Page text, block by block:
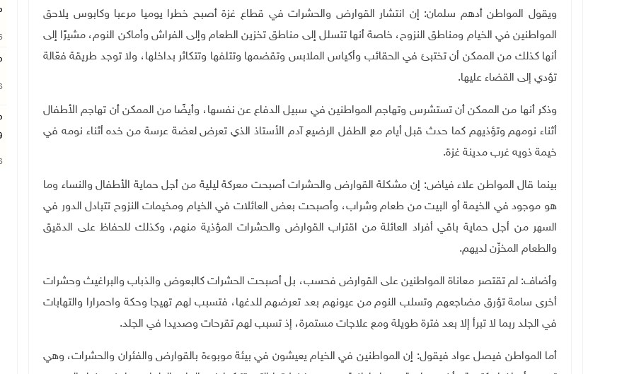
ويقول المواطن أدهم سلمان: إن انتشار القوارض والحشرات في قطاع غزة أصبح خطرا يوميا مرعبا وكابوس يلاحق
المواطنين في الخيام ومناطق النزوح، خاصة أنها تتسلل إلى مناطق تخزين الطعام وإلى الفراش وأماكن النوم، مشيرًا إلى
أنها كذلك من الممكن أن تختبئ في الحقائب وأكياس الملابس وتقضمها وتتلفها وتتكاثر بداخلها، ولا توجد طريقة فعّالة
تؤدي إلى القضاء عليها.
وذكر أنها من الممكن أن تستشرس وتهاجم المواطنين في سبيل الدفاع عن نفسها، وأيضًا من الممكن أن تهاجم الأطفال
أثناء نومهم وتؤذيهم كما حدث قبل أيام مع الطفل الرضيع آدم الأستاذ الذي تعرض لعضة عرسة من خده أثناء نومه في
خيمة ذويه غرب مدينة غزة.
بينما قال المواطن علاء فياض: إن مشكلة القوارض والحشرات أصبحت معركة ليلية من أجل حماية الأطفال والنساء وما
هو موجود في الخيمة أو البيت من طعام وشراب، وأصبحت بعض العائلات في الخيام ومخيمات النزوح تتبادل الدور في
السهر من أجل حماية باقي أفراد العائلة من اقتراب القوارض والحشرات المؤذية منهم، وكذلك للحفاظ على الدقيق
والطعام المخزّن لديهم.
وأضاف: لم تقتصر معاناة المواطنين على القوارض فحسب، بل أصبحت الحشرات كالبعوض والذباب والبراغيث وحشرات
أخرى سامة تؤرق مضاجعهم وتسلب النوم من عيونهم بعد تعرضهم للدغها، فتسبب لهم تهيجا وحكة واحمرارا والتهابات
في الجلد ربما لا تبرأ إلا بعد فترة طويلة ومع علاجات مستمرة، إذ تسبب لهم تقرحات وصديدا في الجلد.
أما المواطن فيصل عواد فيقول: إن المواطنين في الخيام يعيشون في بيئة موبوءة بالقوارض والفئران والحشرات، وهي